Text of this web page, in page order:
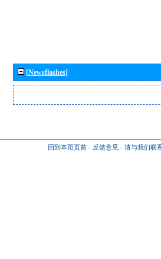
[Newsflashes]
回到本页页首 - 反馈意见 - 请与我们联